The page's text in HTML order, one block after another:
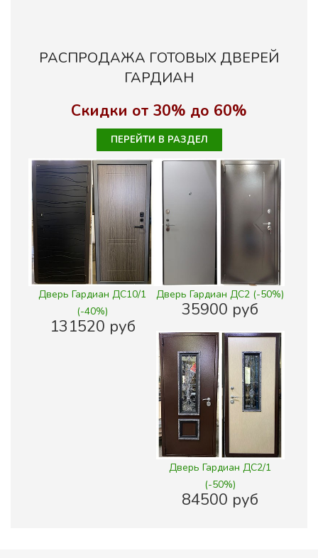
РАСПРОДАЖА ГОТОВЫХ ДВЕРЕЙ
ГАРДИАН
Скидки от 30% до 60%
ПЕРЕЙТИ В РАЗДЕЛ
Дверь Гардиан ДС10/1
(-40%)
131520 руб
Дверь Гардиан ДС2 (-50%)
35900 руб
Дверь Гардиан ДС2/1
(-50%)
84500 руб